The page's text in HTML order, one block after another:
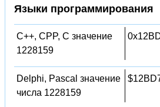
Языки программирования
C++, CPP, C значение
1228159
Delphi, Pascal значение
числа 1228159